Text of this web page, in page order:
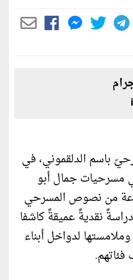
باسم الدلقموني، في
مسرحيات جمال أبو
من نصوص المسرحي
نقديةً عميقةً كاشفا
وملامستها لدواخل أبناء